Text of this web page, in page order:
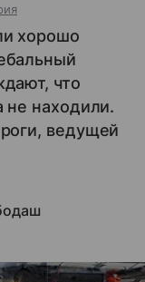
хорошо
что
не находили.
ведущей